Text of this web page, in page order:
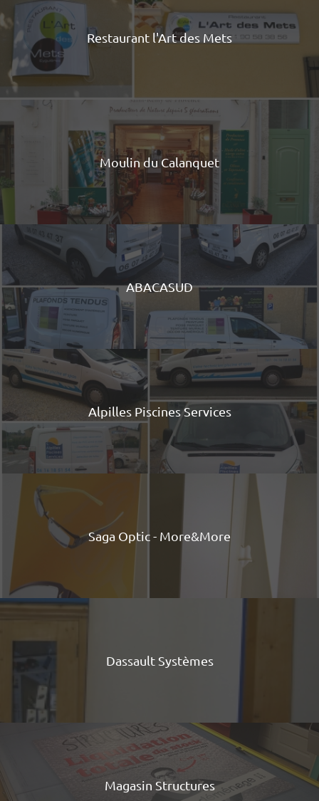
Restaurant l'Art des Mets
Moulin du Calanquet
ABACASUD
Alpilles Piscines Services
Saga Optic - More&More
Dassault Systèmes
Magasin Structures